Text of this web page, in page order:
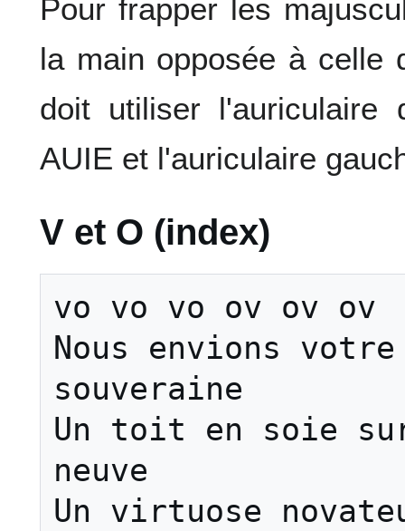
Pour frapper les
la main opposée à celle
doit utiliser l'auriculaire
AUIE et l'auriculaire
V et O (index)
vo vo vo ov ov ov
Nous envions
souveraine
Un toit en soie
neuve
Un virtuose